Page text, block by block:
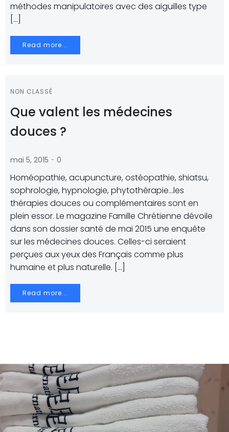
méthodes manipulatoires avec des aiguilles type
[…]
Read more...
NON CLASSÉ
Que valent les médecines
douces ?
mai 5, 2015 - 0
Homéopathie, acupuncture, ostéopathie, shiatsu,
sophrologie, hypnologie, phytothérapie…les
thérapies douces ou complémentaires sont en
plein essor. Le magazine Famille Chrétienne dévoile
dans son dossier santé de mai 2015 une enquête
sur les médecines douces. Celles-ci seraient
perçues aux yeux des Français comme plus
humaine et plus naturelle. […]
Read more...